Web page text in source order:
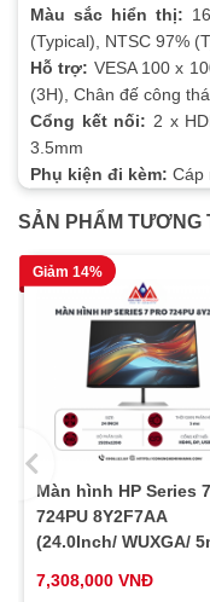
Màu sắc hiển thị:
(Typical), NTSC 97%
Hỗ trợ: VESA 100 x
(3H), Chân đế công
Cổng kết nối: 2 x
3.5mm
Phụ kiện đi kèm: Cáp
SẢN PHẨM TƯƠNG
Giảm 14%
Màn hình HP Series
724PU 8Y2F7AA
(24.0Inch/ WUXGA/
7,308,000 VNĐ